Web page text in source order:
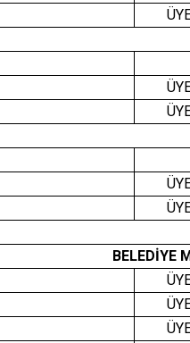
BELEDİYE